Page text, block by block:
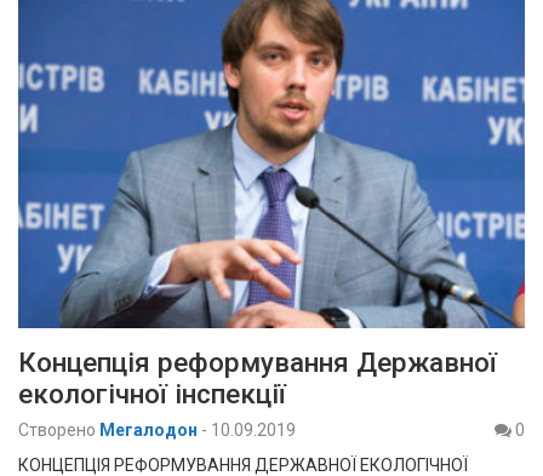
Концепція реформування Державної
екологічної інспекції
Створено Мегалодон - 10.09.2019
0
КОНЦЕПЦІЯ РЕФОРМУВАННЯ ДЕРЖАВНОЇ ЕКОЛОГІЧНОЇ